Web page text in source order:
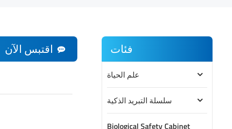
اقتبس الآن فئات
علم الحياة
سلسلة التبريد الذكية
Biological Safety Cabinet